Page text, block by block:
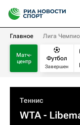
Главное Лига
Матч-
центр
Футбол
Завершен
Теннис
WTA-